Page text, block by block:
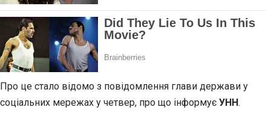
Про це стало відомо з повідомлення глави держави у
соціальних мережах у четвер, про що інформує УНН.